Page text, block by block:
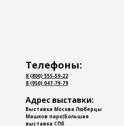
Телефоны:
8 (800) 555-59-22
8 (950) 047-79-79
Адрес выставки:
Выставка Москва Люберцы
Машков парк(Большая
выставка СПб